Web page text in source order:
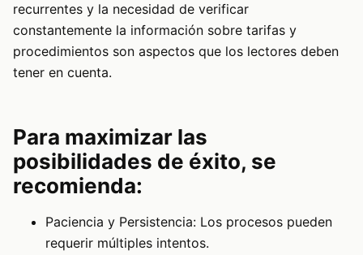
recurrentes y la necesidad de verificar
constantemente la información sobre tarifas y
procedimientos son aspectos que los lectores deben
tener en cuenta.
Para maximizar las
posibilidades de éxito, se
recomienda:
Paciencia y Persistencia: Los procesos pueden
requerir múltiples intentos.